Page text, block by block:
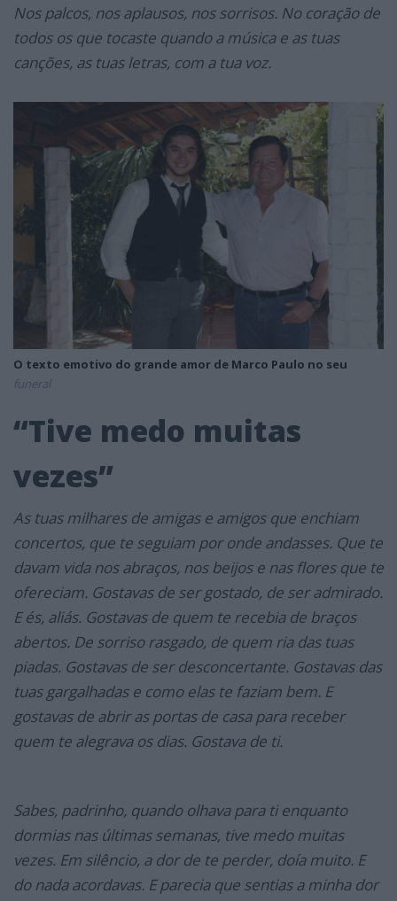
Nos palcos, nos aplausos, nos sorrisos. No coração de
todos os que tocaste quando a música e as tuas
canções, as tuas letras, com a tua voz.
O texto emotivo do grande amor de Marco Paulo no seu
funeral
“Tive medo muitas
vezes”
As tuas milhares de amigas e amigos que enchiam
concertos, que te seguiam por onde andasses. Que te
davam vida nos abraços, nos beijos e nas flores que te
ofereciam. Gostavas de ser gostado, de ser admirado.
E és, aliás. Gostavas de quem te recebia de braços
abertos. De sorriso rasgado, de quem ria das tuas
piadas. Gostavas de ser desconcertante. Gostavas das
tuas gargalhadas e como elas te faziam bem. E
gostavas de abrir as portas de casa para receber
quem te alegrava os dias. Gostava de ti.
Sabes, padrinho, quando olhava para ti enquanto
dormias nas últimas semanas, tive medo muitas
vezes. Em silêncio, a dor de te perder, doía muito. E
do nada acordavas. E parecia que sentias a minha dor